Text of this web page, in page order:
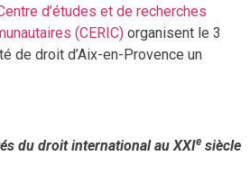
d’études et de recherches
(CERIC) organisent le 3
de droit d’Aix-en-Provence un
du droit international au XXIe siècle